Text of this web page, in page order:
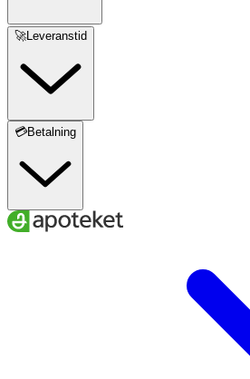
🚀Leveranstid
💳Betalning